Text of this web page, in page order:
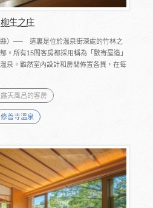
柳生之庄
）── 這裏是位於溫泉街深處的竹林之
。所有15間客房都採用稱為「數寄屋造」
泉。雖然室內設計和房間佈置各異，在每
天風呂的客房
修善寺溫泉